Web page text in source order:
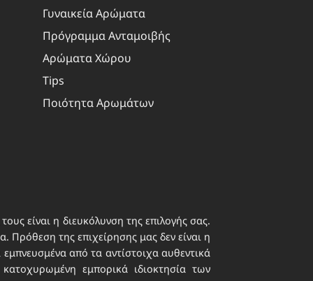
Γυναικεία Αρώματα
Πρόγραμμα Ανταμοιβής
Αρώματα Χώρου
Tips
Ποιότητα Αρωμάτων
είναι η διευκόλυνση της επιλογής σας.
Πρόθεση της επιχείρησης μας δεν είναι η
από τα αντίστοιχα αυθεντικά
εμπορικά ιδιοκτησία των